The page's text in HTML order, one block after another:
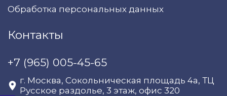
Обработка персональных данных
Контакты
+7 (965) 005-45-65
г. Москва, Сокольническая площадь 4а, ТЦ
Русское раздолье, 3 этаж, офис 320